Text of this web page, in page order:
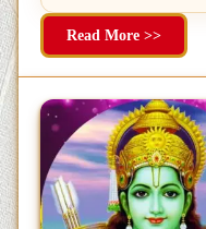
Read More >>